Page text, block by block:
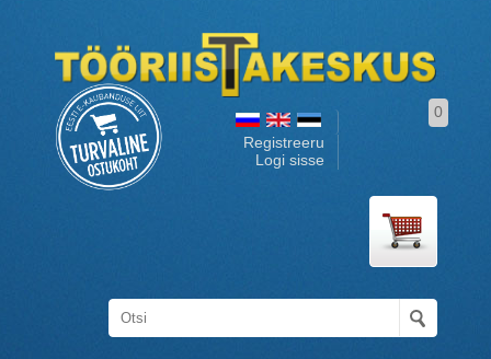
Registreeru
Logi sisse
0